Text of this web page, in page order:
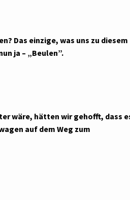
Das einzige, was uns zu diesem
ja – „Beulen”.
wäre, hätten wir gehofft, dass
auf dem Weg zum